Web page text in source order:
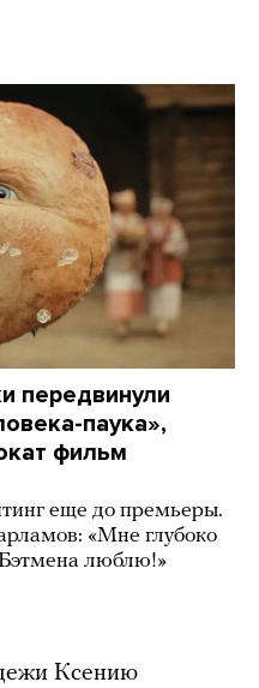
передвинули
паука»,
фильм
еще до премьеры.
«Мне глубоко
люблю!»
Ксению